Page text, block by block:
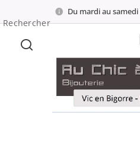
Du mardi au
Rechercher